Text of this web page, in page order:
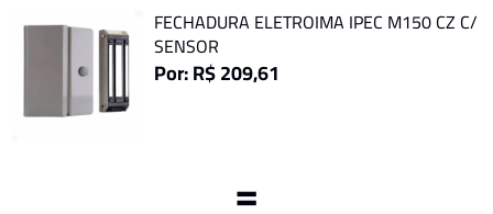
FECHADURA ELETROIMA IPEC M150 CZ C/
SENSOR
Por: R$ 209,61
=